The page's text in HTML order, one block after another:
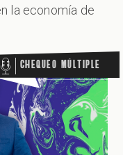
la economía de
Chequeo Múltiple